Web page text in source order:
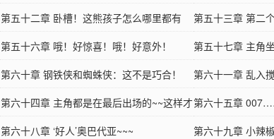
版）
第五十二章 卧槽！这熊孩子怎么哪里都有
啊？
第五十三章 第二
票！求收藏！）
第五十六章 哦！好惊喜！哦！好意外！
第五十七章 主角
个假猪脚！
第六十章 钢铁侠和蜘蛛侠：这不是巧合！
第六十一章 乱入
荐票！）
第六十四章 主角都是在最后出场的~~这样才
拉风~~
第六十五章
第六十八章 ‘好人’奥巴代亚~~~
第六十九章 小辣